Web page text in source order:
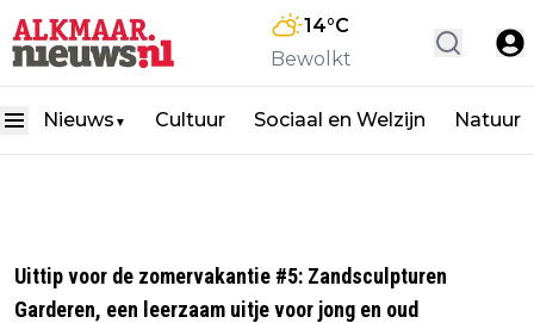
14°C
Bewolkt
Nieuws ▼ Cultuur Sociaal en Welzijn Natuur
Uittip voor de zomervakantie #5: Zandsculpturen
Garderen, een leerzaam uitje voor jong en oud